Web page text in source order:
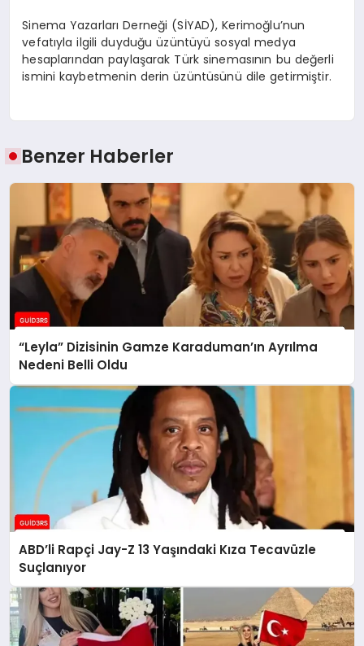
Sinema Yazarları Derneği (SİYAD), Kerimoğlu’nun
vefatıyla ilgili duyduğu üzüntüyü sosyal medya
hesaplarından paylaşarak Türk sinemasının bu değerli
ismini kaybetmenin derin üzüntüsünü dile getirmiştir.
Benzer Haberler
“Leyla” Dizisinin Gamze Karaduman’ın Ayrılma
Nedeni Belli Oldu
ABD’li Rapçi Jay-Z 13 Yaşındaki Kıza Tecavüzle
Suçlanıyor